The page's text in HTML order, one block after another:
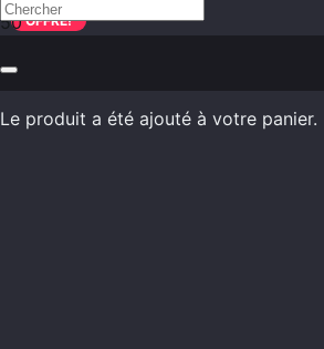
Le produit a été ajouté à votre panier.
OFFRE!